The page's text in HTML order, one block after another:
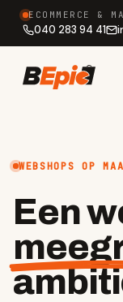
ECOMMERCE &
040 283 94 41
WEBSHOPS OP
Een